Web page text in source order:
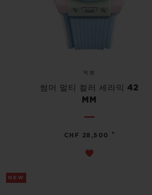
빅뱅
썸머 멀티 컬러 세라믹 42
MM
CHF 28,500 •
NEW